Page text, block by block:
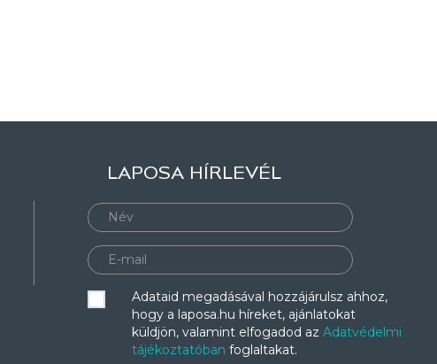
LAPOSA HÍRLEVÉL
Adataid megadásával hozzájárulsz ahhoz,
hogy a laposa.hu híreket, ajánlatokat
küldjön, valamint elfogadod az Adatvédelmi
tájékoztatóban foglaltakat.